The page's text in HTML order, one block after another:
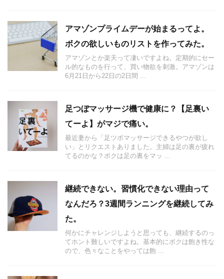
アマゾンプライムデーが始まるってよ。
ボクの欲しいものリストを作ってみた。
アマゾンとか楽天って凄いですよね。定期的にセー
ル的なものを行って、買い物欲を刺激。アマゾンは
6月21日から22日の2日間 ...
足つぼマッサージ機で健康に？【足裏い
てーよ】がマジで痛い。
最近妻から「足ツボマッサージできるやつが欲し
い」とリクエストありました。主婦は足の裏が疲れ
てるのかな？ボクは足の裏をマッ ...
継続できない。習慣化できない理由って
なんだろ？3週間ランニングを継続してみ
た。
何かにチャレンジしようと思っても、継続するのっ
てホント難しいですよね。基本的にボクは飽き性な
ので、色々なことをやっては飽 ...